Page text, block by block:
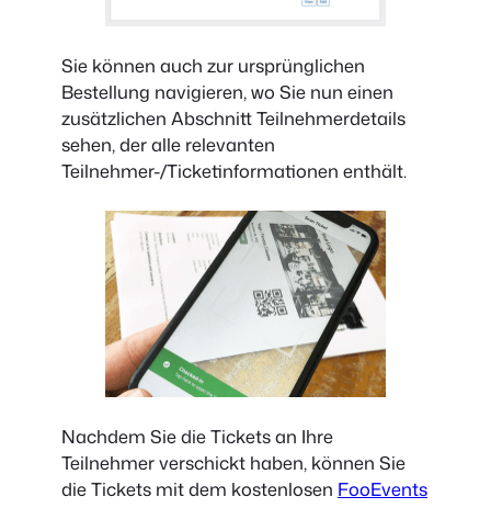
Sie können auch zur ursprünglichen
Bestellung navigieren, wo Sie nun einen
zusätzlichen Abschnitt Teilnehmerdetails
sehen, der alle relevanten
Teilnehmer-/Ticketinformationen enthält.
Nachdem Sie die Tickets an Ihre
Teilnehmer verschickt haben, können Sie
die Tickets mit dem kostenlosen FooEvents